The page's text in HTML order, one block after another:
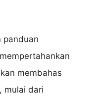
panduan
membahas
mulai dari